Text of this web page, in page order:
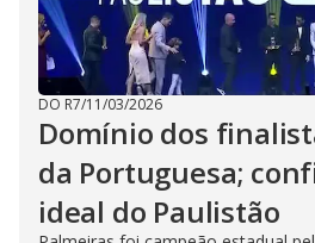
DO R7/11/03/2026
Domínio dos
da Portuguesa;
ideal do Paulistão